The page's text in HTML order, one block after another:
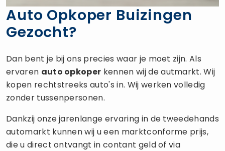
Auto Opkoper Buizingen
Gezocht?
Dan bent je bij ons precies waar je moet zijn. Als
ervaren auto opkoper kennen wij de autmarkt. Wij
kopen rechtstreeks auto's in. Wij werken volledig
zonder tussenpersonen.
Dankzij onze jarenlange ervaring in de tweedehands
automarkt kunnen wij u een marktconforme prijs,
die u direct ontvangt in contant geld of via